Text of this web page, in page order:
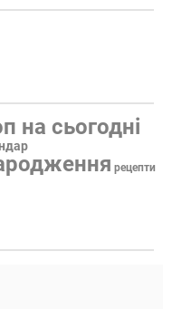
на сьогодні
рецепти